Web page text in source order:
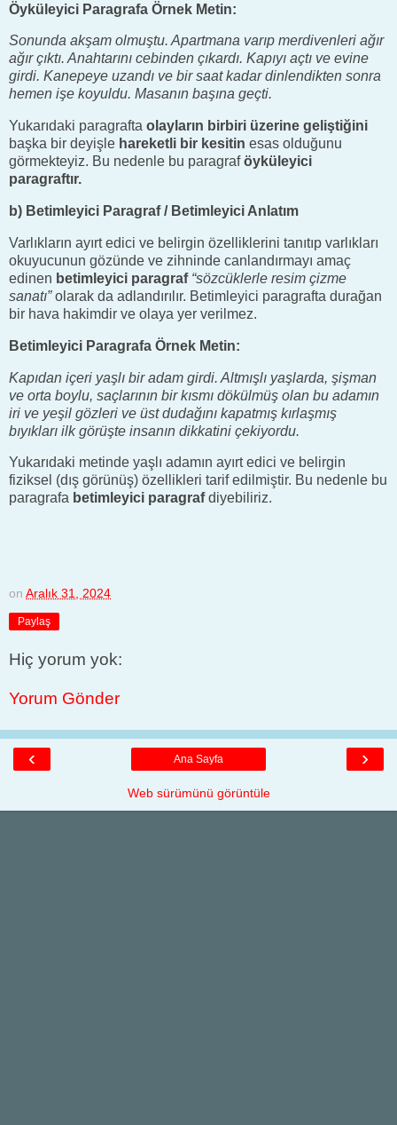
Öyküleyici Paragrafa Örnek Metin:
Sonunda akşam olmuştu. Apartmana varıp merdivenleri ağır
ağır çıktı. Anahtarını cebinden çıkardı. Kapıyı açtı ve evine
girdi. Kanepeye uzandı ve bir saat kadar dinlendikten sonra
hemen işe koyuldu. Masanın başına geçti.
Yukarıdaki paragrafta olayların birbiri üzerine geliştiğini
başka bir deyişle hareketli bir kesitin esas olduğunu
görmekteyiz. Bu nedenle bu paragraföyküleyici
paragraftır.
b) Betimleyici Paragraf / Betimleyici Anlatım
Varlıkların ayırt edici ve belirgin özelliklerini tanıtıp varlıkları
okuyucunun gözünde ve zihninde canlandırmayı amaç
edinen betimleyici paragraf “sözcüklerle resim çizme
sanatı”olarak da adlandırılır. Betimleyici paragrafta durağan
bir hava hakimdir ve olaya yer verilmez.
Betimleyici Paragrafa Örnek Metin:
Kapıdan içeri yaşlı bir adam girdi. Altmışlı yaşlarda, şişman
ve orta boylu, saçlarının bir kısmı dökülmüş olan bu adamın
iri ve yeşil gözleri ve üst dudağını kapatmış kırlaşmış
bıyıkları ilk görüşte insanın dikkatini çekiyordu.
Yukarıdaki metinde yaşlı adamın ayırt edici ve belirgin
fiziksel (dış görünüş) özellikleri tarif edilmiştir. Bu nedenle bu
paragrafa betimleyici paragrafdiyebiliriz.
on Aralık 31, 2024
Paylaş
Hiç yorum yok:
Yorum Gönder
‹ ›
Ana Sayfa
Web sürümünü görüntüle